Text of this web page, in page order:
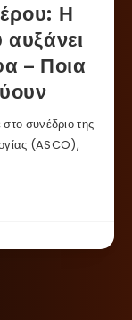
Η
– Ποια
συνέδριο της
(ASCO),